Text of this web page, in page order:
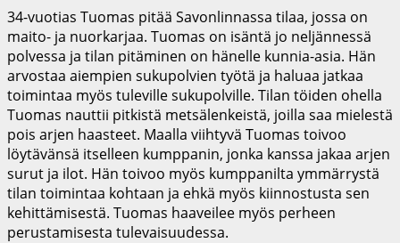
34-vuotias Tuomas pitää Savonlinnassa tilaa, jossa on
maito- ja nuorkarjaa. Tuomas on isäntä jo neljännessä
polvessa ja tilan pitäminen on hänelle kunnia-asia. Hän
arvostaa aiempien sukupolvien työtä ja haluaa jatkaa
toimintaa myös tuleville sukupolville. Tilan töiden ohella
Tuomas nauttii pitkistä metsälenkeistä, joilla saa mielestä
pois arjen haasteet. Maalla viihtyvä Tuomas toivoo
löytävänsä itselleen kumppanin, jonka kanssa jakaa arjen
surut ja ilot. Hän toivoo myös kumppanilta ymmärrystä
tilan toimintaa kohtaan ja ehkä myös kiinnostusta sen
kehittämisestä. Tuomas haaveilee myös perheen
perustamisesta tulevaisuudessa.